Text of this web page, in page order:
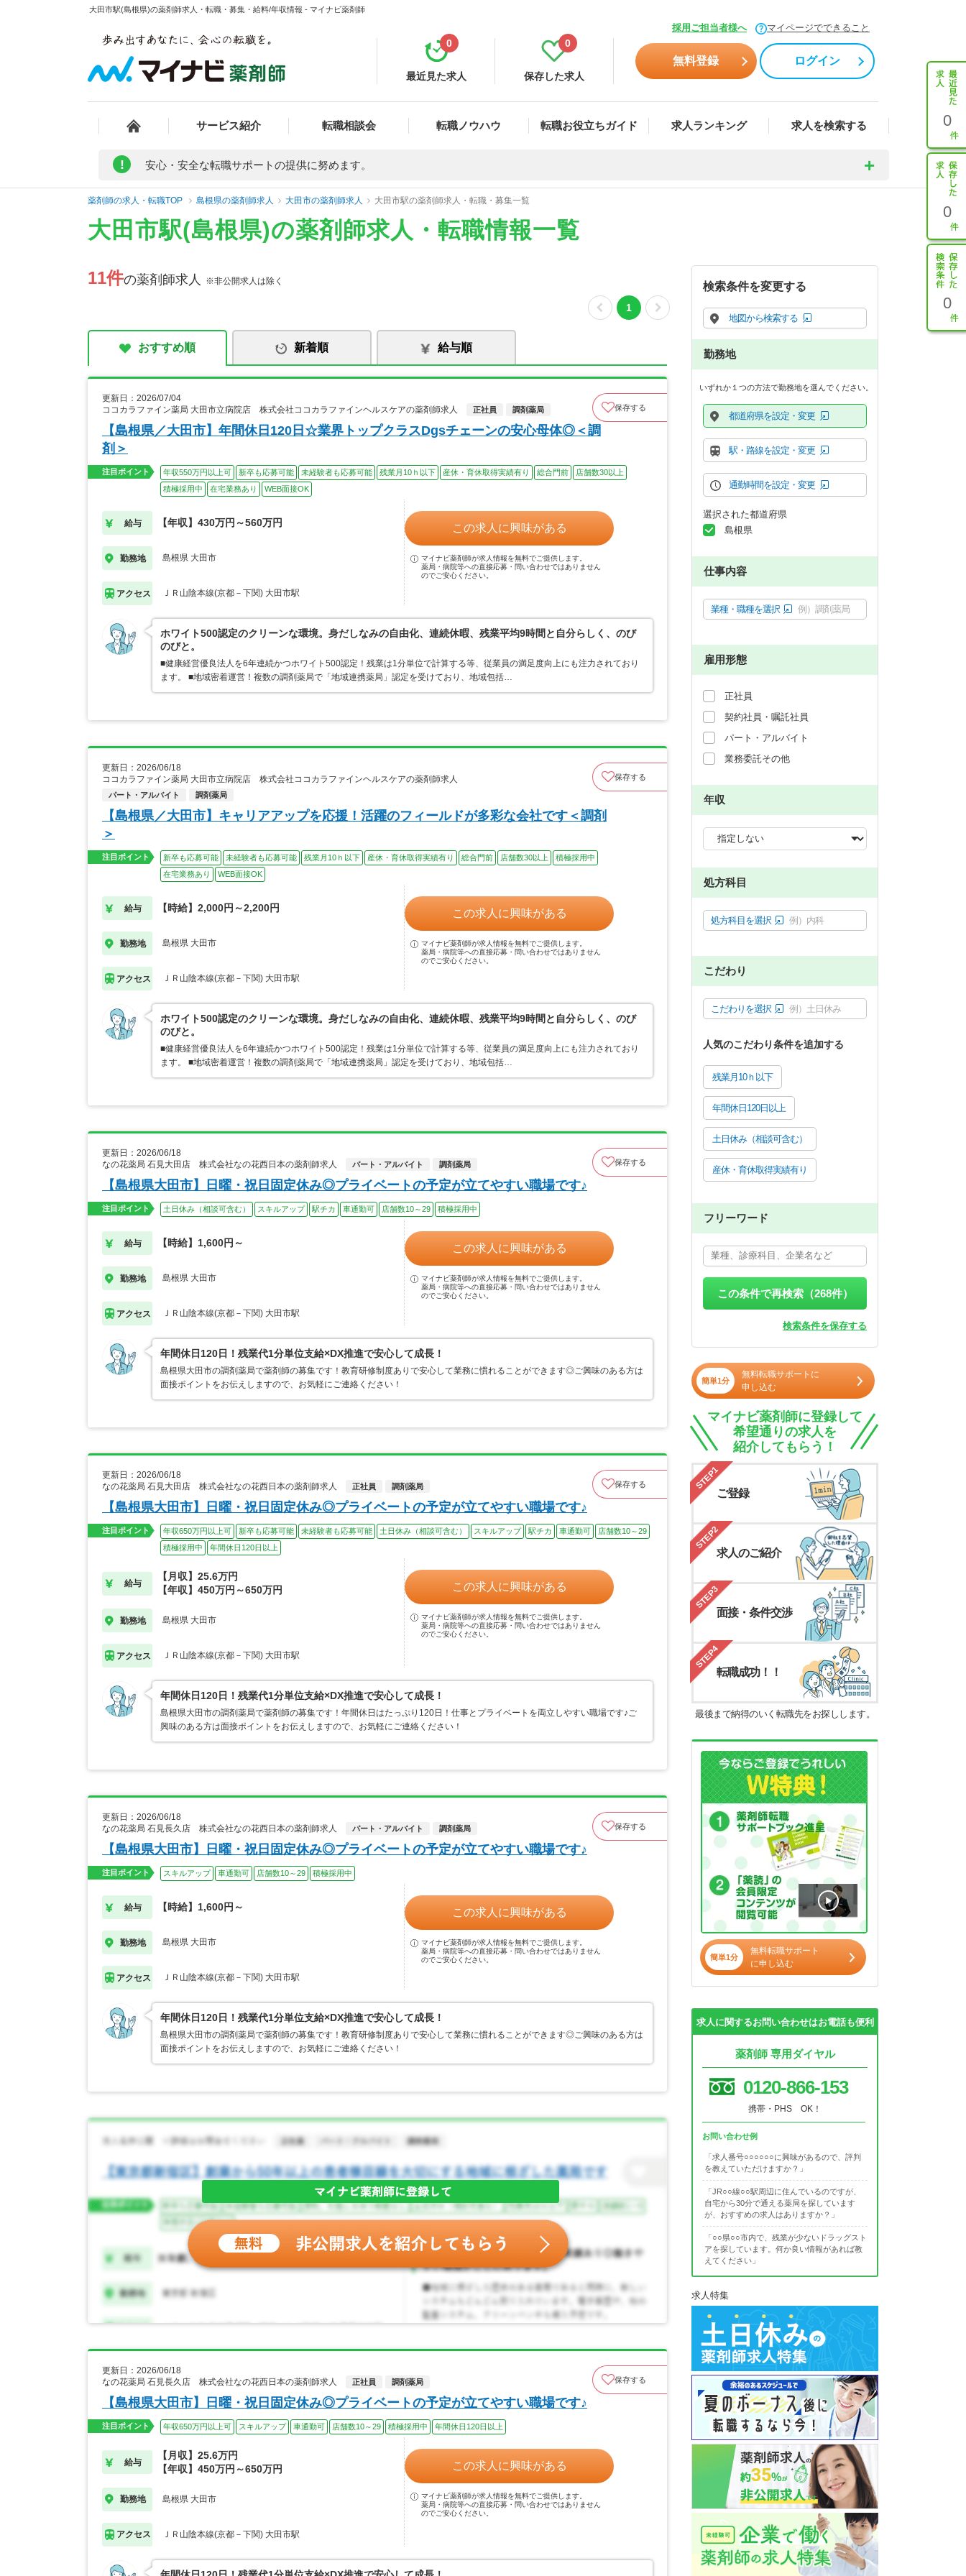
大田市駅(島根県)の薬剤師求人・転職・募集・給料/年収情報 - マイナビ薬剤師
採用ご担当者様へ マイページでできること
最近見た求人
0
保存した求人
0
無料登録 ログイン
サービス紹介 転職相談会 転職ノウハウ 転職お役立ちガイド 求人ランキング 求人を検索する 0
0
0
! 安心・安全な転職サポートの提供に努めます。
薬剤師の求人・転職TOP 島根県の薬剤師求人 大田市の薬剤師求人 大田市駅の薬剤師求人・転職・募集一覧
大田市駅(島根県)の薬剤師求人・転職情報一覧
11件の薬剤師求人 ※非公開求人は除く
1
おすすめ順 新着順 給与順
更新日：2026/07/04
ココカラファイン薬局 大田市立病院店 株式会社ココカラファインヘルスケアの薬剤師求人
正社員 調剤薬局 保存する
【島根県／大田市】年間休日120日☆業界トップクラスDgsチェーンの安心母体◎＜調
剤＞
注目ポイント 年収550万円以上可 新卒も応募可能 未経験者も応募可能 残業月10ｈ以下 産休・育休取得実績有り 総合門前
店舗数30以上
積極採用中
在宅業務あり WEB面接OK
給与 【年収】430万円～560万円
勤務地 島根県 大田市
アクセス ＪＲ山陰本線(京都－下関) 大田市駅
この求人に興味がある
マイナビ薬剤師が求人情報を無料でご提供します。
薬局・病院等への直接応募・問い合わせではありません
のでご安心ください。
ホワイト500認定のクリーンな環境。身だしなみの自由化、連続休暇、残業平均9時間と自分らしく、のび
のびと。
■健康経営優良法人を6年連続かつホワイト500認定！残業は1分単位で計算する等、従業員の満足度向上にも注力されており
ます。 ■地域密着運営！複数の調剤薬局で「地域連携薬局」認定を受けており、地域包括…
更新日：2026/06/18
ココカラファイン薬局 大田市立病院店 株式会社ココカラファインヘルスケアの薬剤師求人
パート・アルバイト 調剤薬局
保存する
【島根県／大田市】キャリアアップを応援！活躍のフィールドが多彩な会社です＜調剤
＞
注目ポイント 新卒も応募可能 未経験者も応募可能 残業月10ｈ以下 産休・育休取得実績有り 総合門前 店舗数30以上
積極採用中
在宅業務あり
WEB面接OK
給与 【時給】2,000円～2,200円
勤務地 島根県 大田市
アクセス ＪＲ山陰本線(京都－下関) 大田市駅
この求人に興味がある
マイナビ薬剤師が求人情報を無料でご提供します。
薬局・病院等への直接応募・問い合わせではありません
のでご安心ください。
ホワイト500認定のクリーンな環境。身だしなみの自由化、連続休暇、残業平均9時間と自分らしく、のび
のびと。
■健康経営優良法人を6年連続かつホワイト500認定！残業は1分単位で計算する等、従業員の満足度向上にも注力されており
ます。 ■地域密着運営！複数の調剤薬局で「地域連携薬局」認定を受けており、地域包括…
更新日：2026/06/18
なの花薬局 石見大田店 株式会社なの花西日本の薬剤師求人
パート・アルバイト 調剤薬局 保存する
【島根県大田市】日曜・祝日固定休み◎プライベートの予定が立てやすい職場です♪
注目ポイント 土日休み（相談可含む） スキルアップ 駅チカ 車通勤可 店舗数10～29 積極採用中
給与 【時給】1,600円～
勤務地 島根県 大田市
アクセス ＪＲ山陰本線(京都－下関) 大田市駅
この求人に興味がある
マイナビ薬剤師が求人情報を無料でご提供します。
薬局・病院等への直接応募・問い合わせではありません
のでご安心ください。
年間休日120日！残業代1分単位支給×DX推進で安心して成長！
島根県大田市の調剤薬局で薬剤師の募集です！教育研修制度ありで安心して業務に慣れることができます◎ご興味のある方は
面接ポイントをお伝えしますので、お気軽にご連絡ください！
更新日：2026/06/18
なの花薬局 石見大田店 株式会社なの花西日本の薬剤師求人
正社員 調剤薬局 保存する
【島根県大田市】日曜・祝日固定休み◎プライベートの予定が立てやすい職場です♪
注目ポイント 年収650万円以上可 新卒も応募可能 未経験者も応募可能 土日休み（相談可含む） スキルアップ 駅チカ 車通勤可
店舗数10～29
積極採用中
年間休日120日以上
給与
【月収】25.6万円
【年収】450万円～650万円
勤務地 島根県 大田市
アクセス ＪＲ山陰本線(京都－下関) 大田市駅
この求人に興味がある
マイナビ薬剤師が求人情報を無料でご提供します。
薬局・病院等への直接応募・問い合わせではありません
のでご安心ください。
年間休日120日！残業代1分単位支給×DX推進で安心して成長！
島根県大田市の調剤薬局で薬剤師の募集です！年間休日はたっぷり120日！仕事とプライベートを両立しやすい職場です♪ご
興味のある方は面接ポイントをお伝えしますので、お気軽にご連絡ください！
更新日：2026/06/18
なの花薬局 石見長久店 株式会社なの花西日本の薬剤師求人
パート・アルバイト 調剤薬局 保存する
【島根県大田市】日曜・祝日固定休み◎プライベートの予定が立てやすい職場です♪
注目ポイント スキルアップ 車通勤可 店舗数10～29 積極採用中
給与 【時給】1,600円～
勤務地 島根県 大田市
アクセス ＪＲ山陰本線(京都－下関) 大田市駅
この求人に興味がある
マイナビ薬剤師が求人情報を無料でご提供します。
薬局・病院等への直接応募・問い合わせではありません
のでご安心ください。
年間休日120日！残業代1分単位支給×DX推進で安心して成長！
島根県大田市の調剤薬局で薬剤師の募集です！教育研修制度ありで安心して業務に慣れることができます◎ご興味のある方は
面接ポイントをお伝えしますので、お気軽にご連絡ください！
更新日：2026/06/18
なの花薬局 石見長久店 株式会社なの花西日本の薬剤師求人
正社員 調剤薬局 保存する
【島根県大田市】日曜・祝日固定休み◎プライベートの予定が立てやすい職場です♪
注目ポイント 年収650万円以上可 スキルアップ 車通勤可 店舗数10～29 積極採用中 年間休日120日以上
給与
【月収】25.6万円
【年収】450万円～650万円
勤務地 島根県 大田市
アクセス ＪＲ山陰本線(京都－下関) 大田市駅
この求人に興味がある
マイナビ薬剤師が求人情報を無料でご提供します。
薬局・病院等への直接応募・問い合わせではありません
のでご安心ください。
検索条件を変更する
地図から検索する
勤務地
いずれか１つの方法で勤務地を選んでください。
都道府県を設定・変更
駅・路線を設定・変更
通勤時間を設定・変更
選択された都道府県
島根県
仕事内容
業種・職種を選択 例）調剤薬局
雇用形態
正社員
契約社員・嘱託社員
パート・アルバイト
業務委託その他
年収
処方科目
処方科目を選択 例）内科
こだわり
こだわりを選択 例）土日休み
人気のこだわり条件を追加する
残業月10ｈ以下
年間休日120日以上
土日休み（相談可含む）
産休・育休取得実績有り
フリーワード
この条件で再検索（268件）
検索条件を保存する
簡単1分
無料転職サポートに
申し込む
マイナビ薬剤師に登録して
希望通りの求人を
紹介してもらう！
STEP1
ご登録
STEP2
求人のご紹介
STEP3
面接・条件交渉
STEP4
転職成功！！
最後まで納得のいく転職先をお探しします。
簡単1分
無料転職サポート
に申し込む
求人に関するお問い合わせはお電話も便利
薬剤師 専用ダイヤル
0120-866-153
携帯・PHS OK！
お問い合わせ例
「求人番号○○○○○○に興味があるので、評判
を教えていただけますか？」
「JR○○線○○駅周辺に住んでいるのですが、
自宅から30分で通える薬局を探しています
が、おすすめの求人はありますか？」
「○○県○○市内で、残業が少ないドラッグスト
アを探しています。何か良い情報があれば教
えてください」
求人特集